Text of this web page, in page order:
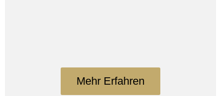
Mehr Erfahren